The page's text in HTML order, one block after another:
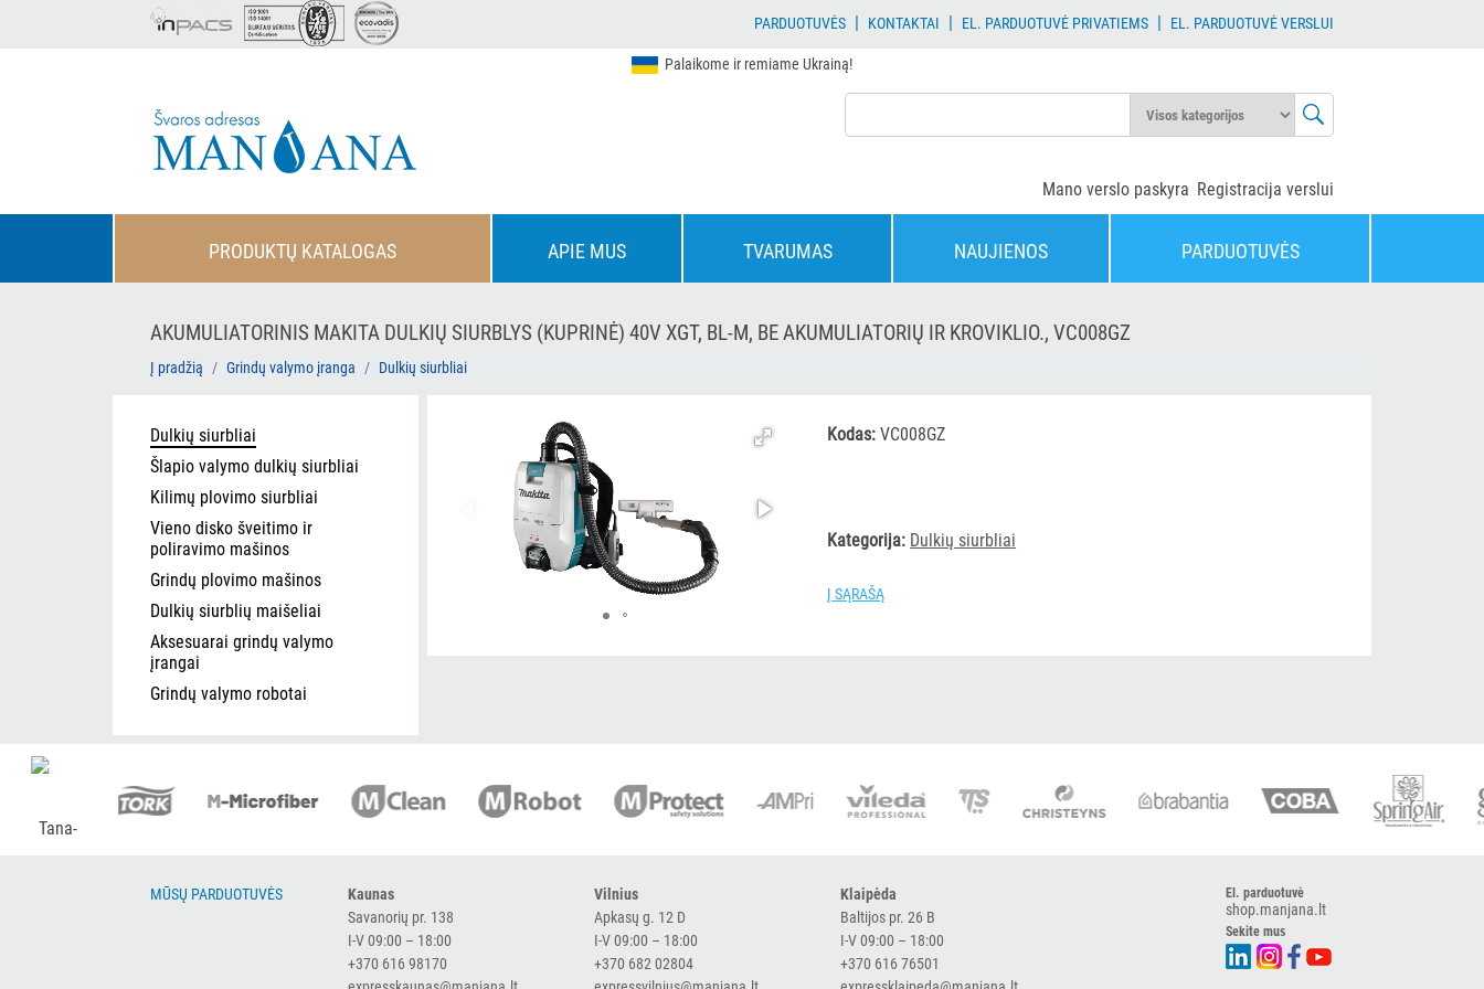
PARDUOTUVĖS| KONTAKTAI | EL. PARDUOTUVĖ PRIVATIEMS| EL. PARDUOTUVĖ VERSLUI
Palaikome ir remiame Ukrainą!
Registracija verslui
Mano verslo paskyra
PRODUKTŲ KATALOGAS APIE MUS TVARUMAS NAUJIENOS PARDUOTUVĖS
AKUMULIATORINIS MAKITA DULKIŲ SIURBLYS (KUPRINĖ) 40V XGT, BL-M, BE AKUMULIATORIŲ IR KROVIKLIO., VC008GZ
Į pradžią Grindų valymo įranga Dulkių siurbliai
Dulkių siurbliai
Šlapio valymo dulkių siurbliai
Kilimų plovimo siurbliai
Vieno disko šveitimo ir
poliravimo mašinos
Grindų plovimo mašinos
Dulkių siurblių maišeliai
Aksesuarai grindų valymo
įrangai
Grindų valymo robotai
Kodas: VC008GZ
Kategorija: Dulkių siurbliai
Į SĄRAŠĄ
MŪSŲ PARDUOTUVĖS
Kaunas
Savanorių pr. 138
I-V 09:00 – 18:00
+370 616 98170
Vilnius
Apkasų g. 12 D
I-V 09:00 – 18:00
+370 682 02804
Klaipėda
Baltijos pr. 26 B
I-V 09:00 – 18:00
+370 616 76501
El. parduotuvė
shop.manjana.lt
Sekite mus